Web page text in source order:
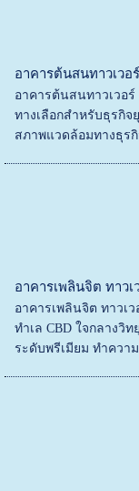
อาคารต้นสนทาวเวอ
อาคารต้นสนทาวเวอร์
ทางเลือกสำหรับธุรกิจ
สภาพแวดล้อมทางธุร
อาคารเพลินจิต ทาวเ
อาคารเพลินจิต ทาวเว
ทำเล CBD ใจกลางวิ
ระดับพรีเมียม ทำควา